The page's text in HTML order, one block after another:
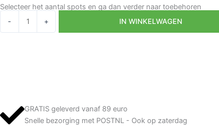
Selecteer het aantal spots en ga dan verder naar toebehoren
-
CREE
Dimbaar
+ IN WINKELWAGEN
GRATIS geleverd vanaf 89 euro
Snelle bezorging met POSTNL - Ook op zaterdag